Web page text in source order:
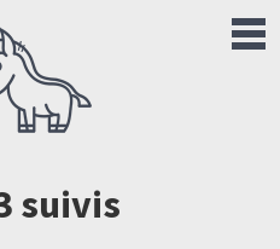
suivis